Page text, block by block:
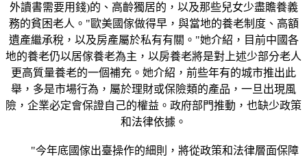
外讀書需要用錢)的、高齡獨居的，以及那些兒女少盡贍養義
務的貧困老人。"歐美國傢做得早，與當地的養老制度、高額
遺產繼承稅，以及房產屬於私有有關。"她介紹，目前中國各
地的養老仍以居傢養老為主，以房養老將是對上述少部分老人
更高質量養老的一個補充。她介紹，前些年有的城市推出此
舉，多是市場行為，屬於理財或保險類的產品，一旦出現風
險，企業必定會保證自己的權益。政府部門推動，也缺少政策
和法律依據。
"今年底國傢出臺操作的細則，將從政策和法律層面保障